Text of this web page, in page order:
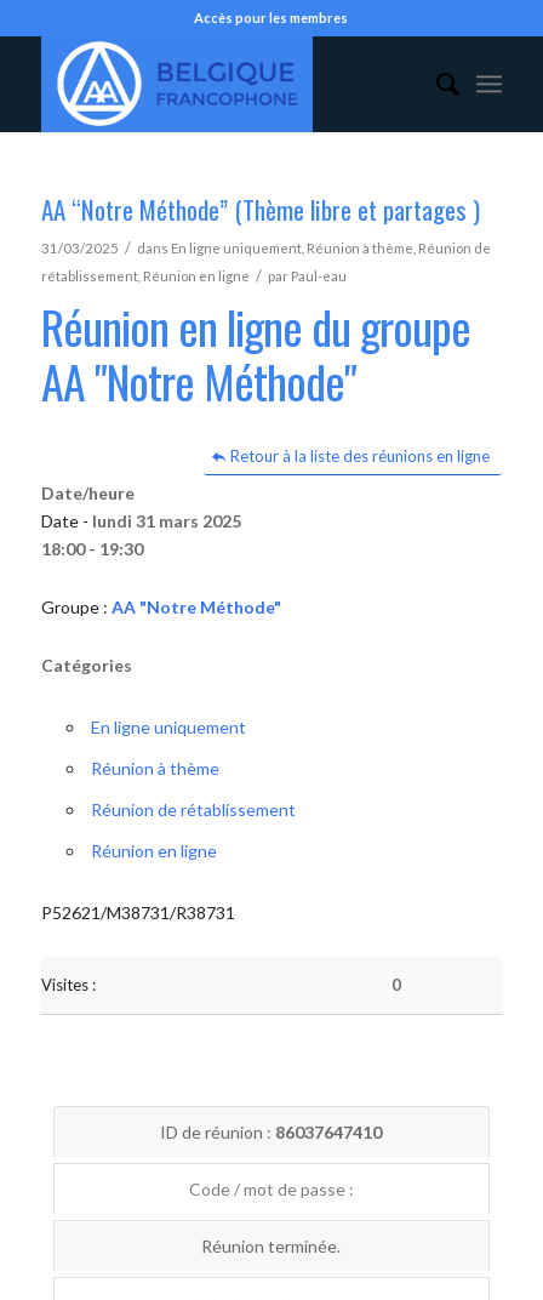
Accès pour les membres
AA “Notre Méthode” (Thème libre et partages )
31/03/2025 / dans En ligne uniquement, Réunion à thème Réunion de
rétablissement, Réunion en ligne / par Paul-eau
Réunion en ligne du groupe
AA "Notre Méthode"
Retour à la liste des réunions en ligne
Date/heure
Date - lundi 31 mars 2025
18:00 - 19:30
Groupe : AA "Notre Méthode"
Catégories
En ligne uniquement
Réunion à thème
Réunion de rétablissement
Réunion en ligne
P52621/M38731/R38731
Visites : 0
ID de réunion : 86037647410
Code / mot de passe :
Réunion terminée.